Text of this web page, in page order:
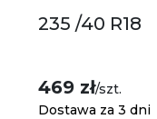
235 /40 R18
469 zł/szt.
Dostawa za 3 dni